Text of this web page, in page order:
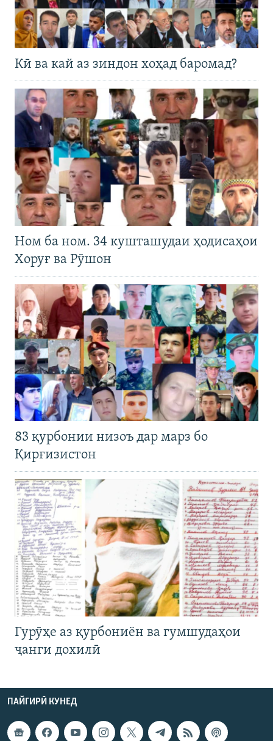
Кӣ ва кай аз зиндон хоҳад баромад?
Ном ба ном. 34 кушташудаи ҳодисаҳои
Хоруғ ва Рӯшон
83 қурбонии низоъ дар марз бо
Қирғизистон
Гурӯҳе аз қурбониён ва гумшудаҳои
ҷанги дохилӣ
ПАЙГИРӢ КУНЕД